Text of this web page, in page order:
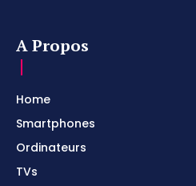
A Propos
Home
Smartphones
Ordinateurs
TVs